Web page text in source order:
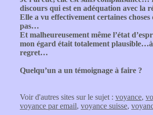
discours qui est en adéquation avec la
Elle a vu effectivement certaines choses
pas…
Et malheureusement même l’état
mon égard était totalement
regret…
Quelqu’un a un témoignage à faire ?
Voir d'autres sites sur le sujet : voyance,
voyance par email, voyance suisse,